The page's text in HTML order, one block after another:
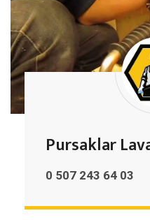
Pursaklar
0 507 243 64 03